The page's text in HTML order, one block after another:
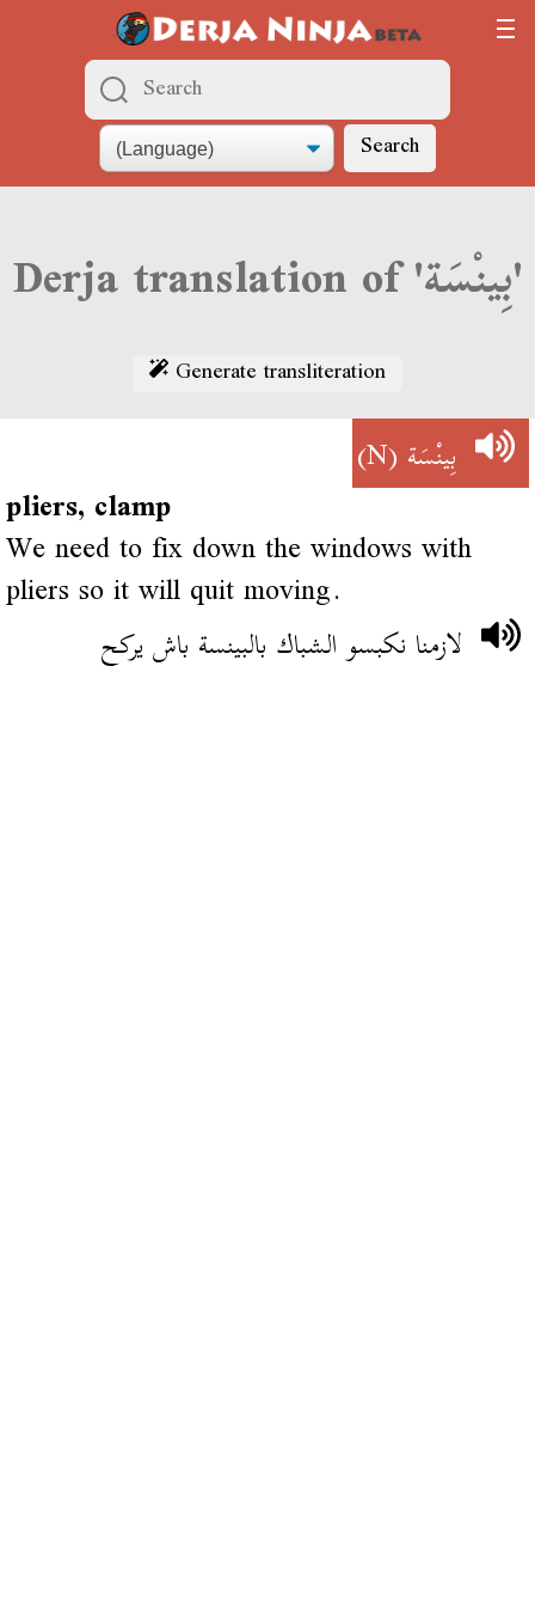
Search
Derja translation of 'بِينْسَة'
Generate transliteration
بِينْسَة(N)
pliers, clamp
We need to fix down the windows with
pliers so it will quit moving.
لازمنا نكبسو الشباك بالبينسة باش يركح